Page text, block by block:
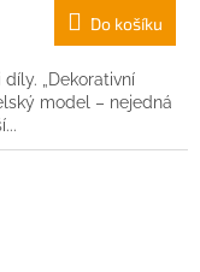
Do košíku
„Dekorativní
model – nejedná